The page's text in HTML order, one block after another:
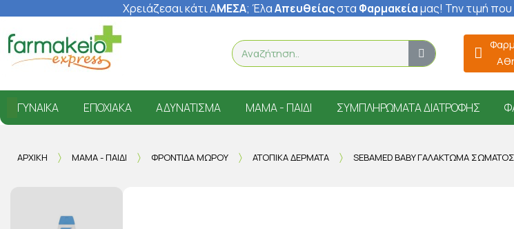
Χρειάζεσαι κάτι ΑΜΕΣΑ; ΈλαΑπευθείαςστα Φαρμακείαμας! Την τιμή
ΓΥΝΑΊΚΑ ΕΠΟΧΙΑΚΆ ΑΔΥΝΆΤΙΣΜΑ ΜΑΜΆ - ΠΑΙΔΊ ΣΥΜΠΛΗΡΏΜΑΤΑ ΔΙΑΤΡΟΦΉΣ
ΑΡΧΙΚΉ ΜΑΜΆ - ΠΑΙΔΊ ΦΡΟΝΤΊΔΑ ΜΩΡΟΎ ΑΤΟΠΙΚΆ ΔΈΡΜΑΤΑ SEBAMED BABY ΓΑΛΆΚΤΩΜΑ